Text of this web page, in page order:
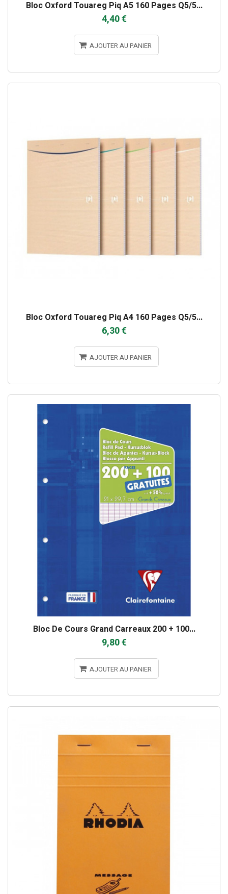
Bloc Oxford Touareg Piq A5 160 Pages Q5/5...
4,40 €
AJOUTER AU PANIER
Bloc Oxford Touareg Piq A4 160 Pages Q5/5...
6,30 €
AJOUTER AU PANIER
Bloc De Cours Grand Carreaux 200 + 100...
9,80 €
AJOUTER AU PANIER